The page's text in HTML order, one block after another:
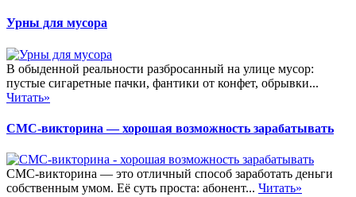
Урны для мусора
В обыденной реальности разбросанный на улице мусор:
пустые сигаретные пачки, фантики от конфет, обрывки...
Читать»
СМС-викторина — хорошая возможность зарабатывать
СМС-викторина — это отличный способ заработать деньги
собственным умом. Её суть проста: абонент... Читать»